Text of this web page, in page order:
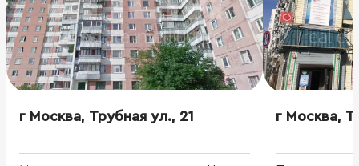
г Москва, Трубная ул., 21 г Москва,